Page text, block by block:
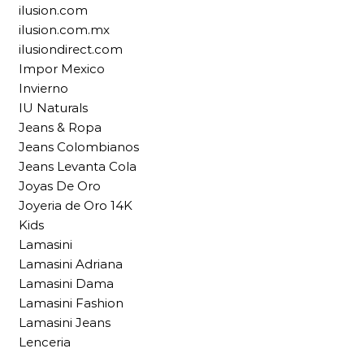
ilusion.com
ilusion.com.mx
ilusiondirect.com
Impor Mexico
Invierno
IU Naturals
Jeans & Ropa
Jeans Colombianos
Jeans Levanta Cola
Joyas De Oro
Joyeria de Oro 14K
Kids
Lamasini
Lamasini Adriana
Lamasini Dama
Lamasini Fashion
Lamasini Jeans
Lenceria